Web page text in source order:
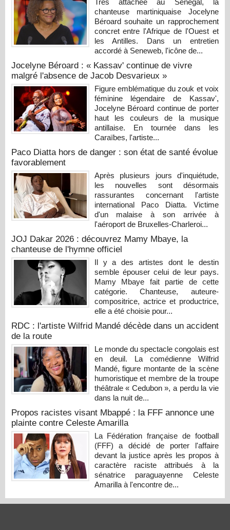
Très attachée au Sénégal, la
chanteuse martiniquaise Jocelyne
Béroard souhaite un rapprochement
concret entre l'Afrique de l'Ouest et
les Antilles. Dans un entretien
accordé à Seneweb, l'icône de...
Jocelyne Béroard : « Kassav' continue de vivre
malgré l'absence de Jacob Desvarieux »
Figure emblématique du zouk et voix
féminine légendaire de Kassav',
Jocelyne Béroard continue de porter
haut les couleurs de la musique
antillaise. En tournée dans les
Caraïbes, l'artiste...
Paco Diatta hors de danger : son état de santé évolue
favorablement
Après plusieurs jours d'inquiétude,
les nouvelles sont désormais
rassurantes concernant l'artiste
international Paco Diatta. Victime
d'un malaise à son arrivée à
l'aéroport de Bruxelles-Charleroi...
JOJ Dakar 2026 : découvrez Mamy Mbaye, la
chanteuse de l'hymne officiel
Il y a des artistes dont le destin
semble épouser celui de leur pays.
Mamy Mbaye fait partie de cette
catégorie. Chanteuse, auteure-
compositrice, actrice et productrice,
elle a été choisie pour...
RDC : l'artiste Wilfrid Mandé décède dans un accident
de la route
Le monde du spectacle congolais est
en deuil. La comédienne Wilfrid
Mandé, figure montante de la scène
humoristique et membre de la troupe
théâtrale « Cedubon », a perdu la vie
dans la nuit de...
Propos racistes visant Mbappé : la FFF annonce une
plainte contre Celeste Amarilla
La Fédération française de football
(FFF) a décidé de porter l'affaire
devant la justice après les propos à
caractère raciste attribués à la
sénatrice paraguayenne Celeste
Amarilla à l'encontre de...